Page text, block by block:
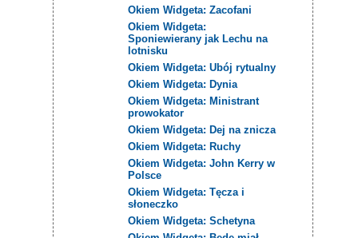
Okiem Widgeta: Zacofani
Okiem Widgeta:
Sponiewierany jak Lechu na
lotnisku
Okiem Widgeta: Ubój rytualny
Okiem Widgeta: Dynia
Okiem Widgeta: Ministrant
prowokator
Okiem Widgeta: Dej na znicza
Okiem Widgeta: Ruchy
Okiem Widgeta: John Kerry w
Polsce
Okiem Widgeta: Tęcza i
słoneczko
Okiem Widgeta: Schetyna